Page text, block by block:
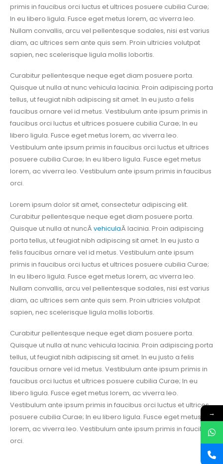
primis in faucibus orci luctus et ultrices posuere cubilia Curae;
In eu libero ligula. Fusce eget metus lorem, ac viverra leo.
Nullam convallis, arcu vel pellentesque sodales, nisi est varius
diam, ac ultrices sem ante quis sem. Proin ultricies volutpat
sapien, nec scelerisque ligula mollis lobortis.
Curabitur pellentesque neque eget diam posuere porta.
Quisque ut nulla at nunc vehicula lacinia. Proin adipiscing porta
tellus, ut feugiat nibh adipiscing sit amet. In eu justo a felis
faucibus ornare vel id metus. Vestibulum ante ipsum primis in
faucibus orci luctus et ultrices posuere cubilia Curae; In eu
libero ligula. Fusce eget metus lorem, ac viverra leo.
Vestibulum ante ipsum primis in faucibus orci luctus et ultrices
posuere cubilia Curae; In eu libero ligula. Fusce eget metus
lorem, ac viverra leo. Vestibulum ante ipsum primis in faucibus
orci.
Lorem ipsum dolor sit amet, consectetur adipiscing elit.
Curabitur pellentesque neque eget diam posuere porta.
Quisque ut nulla at nuncÂ vehiculaÂ lacinia. Proin adipiscing
porta tellus, ut feugiat nibh adipiscing sit amet. In eu justo a
felis faucibus ornare vel id metus. Vestibulum ante ipsum
primis in faucibus orci luctus et ultrices posuere cubilia Curae;
In eu libero ligula. Fusce eget metus lorem, ac viverra leo.
Nullam convallis, arcu vel pellentesque sodales, nisi est varius
diam, ac ultrices sem ante quis sem. Proin ultricies volutpat
sapien, nec scelerisque ligula mollis lobortis.
Curabitur pellentesque neque eget diam posuere porta.
Quisque ut nulla at nunc vehicula lacinia. Proin adipiscing porta
tellus, ut feugiat nibh adipiscing sit amet. In eu justo a felis
faucibus ornare vel id metus. Vestibulum ante ipsum primis in
faucibus orci luctus et ultrices posuere cubilia Curae; In eu
libero ligula. Fusce eget metus lorem, ac viverra leo.
Vestibulum ante ipsum primis in faucibus orci luctus et ultrices
posuere cubilia Curae; In eu libero ligula. Fusce eget metus
lorem, ac viverra leo. Vestibulum ante ipsum primis in faucibus
orci.
→